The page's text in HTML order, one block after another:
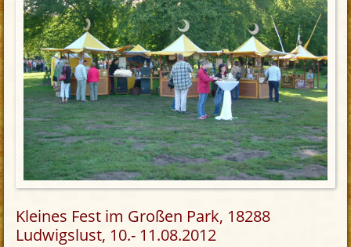
Kleines Fest im Großen Park, 18288
Ludwigslust, 10.- 11.08.2012